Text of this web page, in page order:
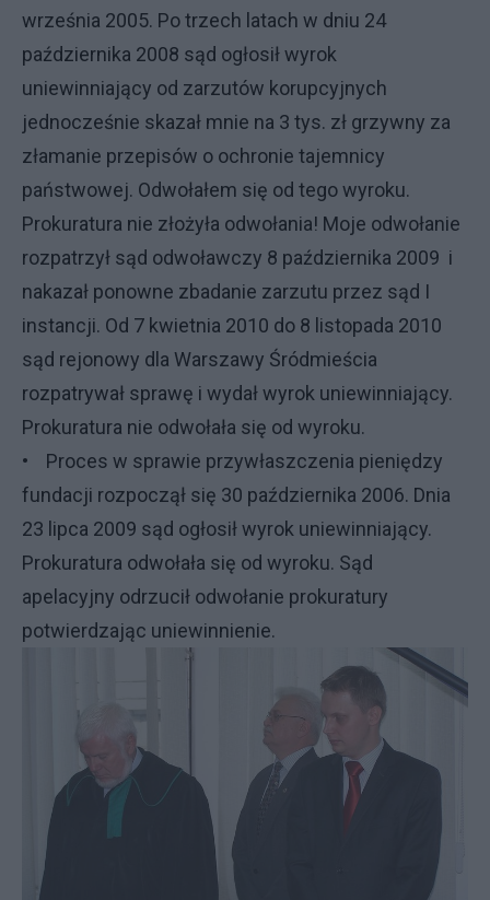
września 2005. Po trzech latach w dniu 24
października 2008 sąd ogłosił wyrok
uniewinniający od zarzutów korupcyjnych
jednocześnie skazał mnie na 3 tys. zł grzywny za
złamanie przepisów o ochronie tajemnicy
państwowej. Odwołałem się od tego wyroku.
Prokuratura nie złożyła odwołania! Moje odwołanie
rozpatrzył sąd odwoławczy 8 października 2009 i
nakazał ponowne zbadanie zarzutu przez sąd I
instancji. Od 7 kwietnia 2010 do 8 listopada 2010
sąd rejonowy dla Warszawy Śródmieścia
rozpatrywał sprawę i wydał wyrok uniewinniający.
Prokuratura nie odwołała się od wyroku.
• Proces w sprawie przywłaszczenia pieniędzy
fundacji rozpoczął się 30 października 2006. Dnia
23 lipca 2009 sąd ogłosił wyrok uniewinniający.
Prokuratura odwołała się od wyroku. Sąd
apelacyjny odrzucił odwołanie prokuratury
potwierdzając uniewinnienie.